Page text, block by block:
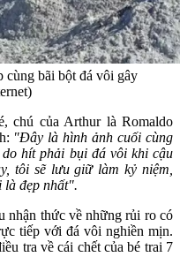
cùng bãi bột đá vôi gây
chú của Arthur là Romaldo
"Đây là hình ảnh cuối cùng
hít phải bụi đá vôi khi cậu
tôi sẽ lưu giữ làm kỷ niệm,
là đẹp nhất".
nhận thức về những rủi ro có
tiếp với đá vôi nghiền mịn.
tra về cái chết của bé trai 7